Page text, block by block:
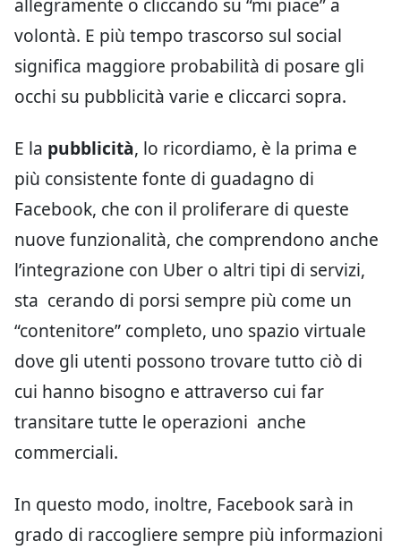
volontà. E più tempo trascorso sul social
significa maggiore probabilità di posare gli
occhi su pubblicità varie e cliccarci sopra.
E la pubblicità, lo ricordiamo, è la prima e
più consistente fonte di guadagno di
Facebook, che con il proliferare di queste
nuove funzionalità, che comprendono anche
l’integrazione con Uber o altri tipi di servizi,
sta cerando di porsi sempre più come un
“contenitore” completo, uno spazio virtuale
dove gli utenti possono trovare tutto ciò di
cui hanno bisogno e attraverso cui far
transitare tutte le operazioni anche
commerciali.
In questo modo, inoltre, Facebook sarà in
grado di raccogliere sempre più informazioni